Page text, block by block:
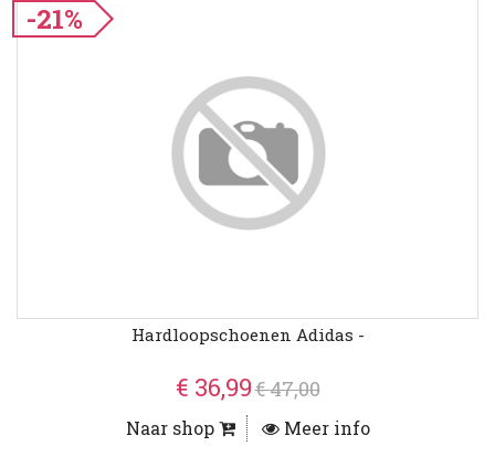
-21%
Hardloopschoenen Adidas -
€ 36,99€ 47,00
Naar shop Meer info